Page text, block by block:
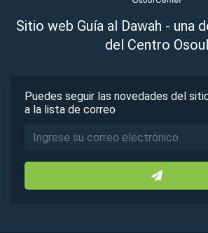
Sitio web Guía al Dawah - una
del Centro Osoul
Puedes seguir las novedades del
a la lista de correo